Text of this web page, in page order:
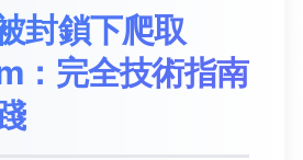
封鎖下爬取
：完全技術指南